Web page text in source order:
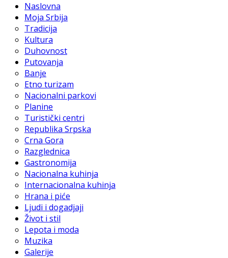
Naslovna
Moja Srbija
Tradicija
Kultura
Duhovnost
Putovanja
Banje
Etno turizam
Nacionalni parkovi
Planine
Turistički centri
Republika Srpska
Crna Gora
Razglednica
Gastronomija
Nacionalna kuhinja
Internacionalna kuhinja
Hrana i piće
Ljudi i dogadjaji
Život i stil
Lepota i moda
Muzika
Galerije